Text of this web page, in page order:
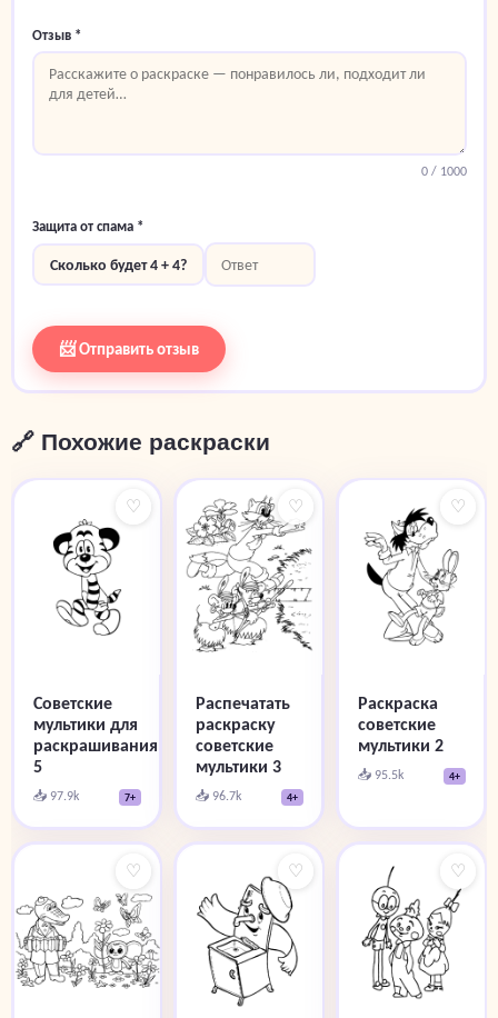
Отзыв *
0/ 1000
Защита от спама *
Сколько будет 4 + 4?
📨 Отправить отзыв
🔗 Похожие раскраски
♡
Советские
мультики для
раскрашивания
5
📥 97.9k 7+
♡
Распечатать
раскраску
советские
мультики 3
📥 96.7k 4+
♡
Раскраска
советские
мультики 2
📥 95.5k 4+
♡ ♡ ♡